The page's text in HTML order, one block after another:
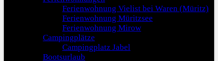
Ferienwohnung Vielist bei Waren (Müritz)
Ferienwohnung Müritzsee
Ferienwohnung Mirow
Campingplätze
Campingplatz Jabel
Bootsurlaub